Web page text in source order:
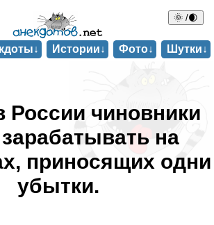
🌞 /🌒
Истории↓ Фото↓ Шутки↓
России чиновники
на
приносящих одни
убытки.